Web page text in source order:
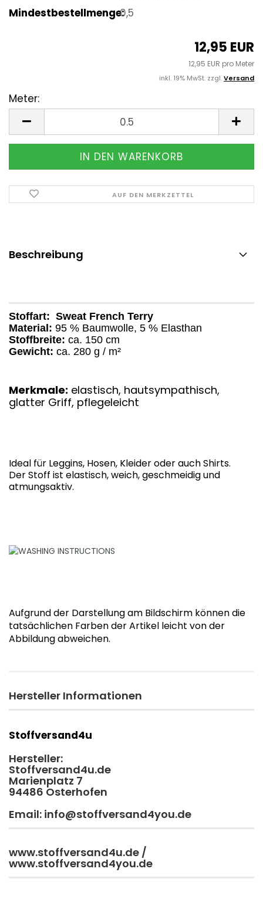
Mindestbestellmenge:0,5
12,95 EUR
12,95 EUR pro Meter
inkl. 19% MwSt. zzgl.Versand
Meter:
AUF DEN MERKZETTEL
Beschreibung
Stoffart: Sweat French Terry
Material: 95 % Baumwolle, 5 % Elasthan
Stoffbreite: ca. 150 cm
Gewicht: ca. 280 g / m²
Merkmale: elastisch, hautsympathisch,
glatter Griff, pflegeleicht
Ideal für Leggins, Hosen, Kleider oder auch Shirts.
Der Stoff ist elastisch, weich, geschmeidig und
atmungsaktiv.
Aufgrund der Darstellung am Bildschirm können die
tatsächlichen Farben der Artikel leicht von der
Abbildung abweichen.
Hersteller Informationen
Stoffversand4u
Hersteller:
Stoffversand4u.de
Marienplatz 7
94486 Osterhofen
Email: info@stoffversand4you.de
www.stoffversand4u.de /
www.stoffversand4you.de